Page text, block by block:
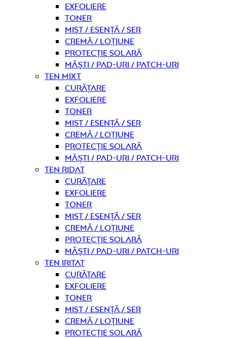
Exfoliere
Toner
Mist / Esență / Ser
Cremă / Loțiune
Protecție solară
Măști / Pad-uri / Patch-uri
Ten mixt
curățare
Exfoliere
Toner
Mist / Esență / Ser
Cremă / Loțiune
Protecție solară
Măști / Pad-uri / Patch-uri
Ten ridat
curățare
Exfoliere
Toner
Mist / Esență / Ser
Cremă / Loțiune
Protecție solară
Măști / Pad-uri / Patch-uri
Ten iritat
curățare
Exfoliere
Toner
Mist / Esență / Ser
Cremă / Loțiune
Protecție solară